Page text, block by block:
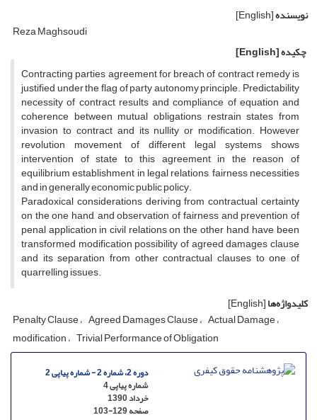
نویسنده[English]
Reza Maghsoudi
چکیده[English]
Contracting parties agreement for breach of contract remedy is
justified under the flag of party autonomy principle. Predictability
necessity of contract results and compliance of equation and
coherence between mutual obligations restrain states from
invasion to contract and its nullity or modification. However
revolution movement of different legal systems shows
intervention of state to this agreement in the reason of
equilibrium establishment in legal relations, fairness necessities
and in generally economic public policy.
Paradoxical considerations deriving from contractual certainty
on the one hand, and observation of fairness and prevention of
penal application in civil relations on the other hand, have been
transformed modification possibility of agreed damages clause
and its separation from other contractual clauses to one of
quarrelling issues.
کلیدواژه‌ها[English]
Penalty Clause Agreed Damages Clause Actual Damage
modification Trivial Performance of Obligation
دوره 2، شماره 2 - شماره پیاپی 2
شماره پیاپی 4
خرداد 1390
صفحه103-129